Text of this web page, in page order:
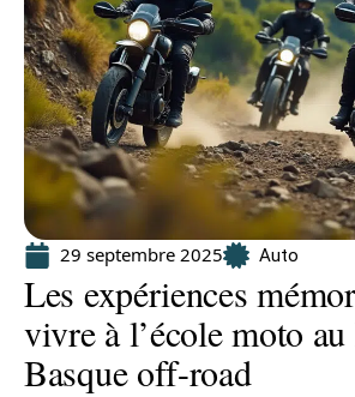
29 septembre 2025 Auto
Les expériences
vivre à l’école moto au
Basque off-road